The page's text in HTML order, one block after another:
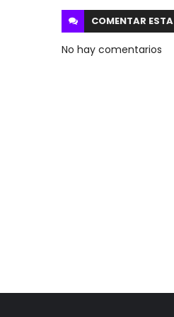
COMENTAR ESTA
No hay comentarios